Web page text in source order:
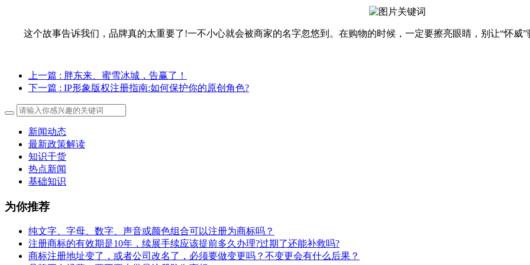
这个故事告诉我们，品牌真的太重要了!一不小心就会被商家的名字忽悠到。在购物的时候，一定要擦亮眼睛，别让“怀威”
上一篇 : 胖东来、蜜雪冰城，告赢了！
下一篇 : IP形象版权注册指南:如何保护你的原创角色?
新闻动态
最新政策解读
知识干货
热点新闻
基础知识
为你推荐
纯文字、字母、数字、声音或颜色组合可以注册为商标吗？
注册商标的有效期是10年，续展手续应该提前多久办理?过期了还能补救吗?
商标注册地址变了，或者公司改名了，必须要做变更吗？不变更会有什么后果？